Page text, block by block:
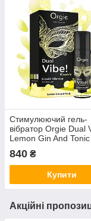
Стимулюючий гель-
вібратор Orgie Dual
Lemon Gin And Tonic
15мл
840 ₴
Купити
Акційні